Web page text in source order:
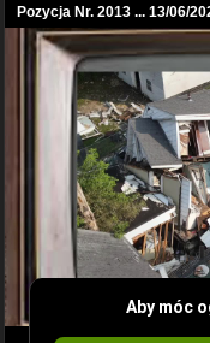
Pozycja Nr. 2013 ... 13/06/
Aby móc